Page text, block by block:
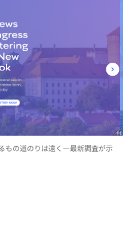
もの道のりは遠く―最新調査が示